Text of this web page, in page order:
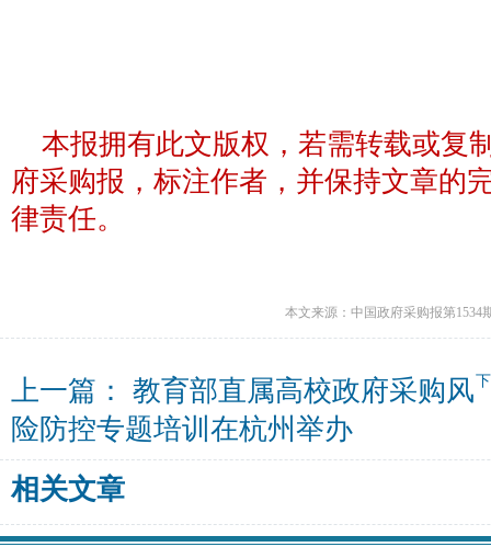
本报拥有此文版权，若需转载或复
府采购报，标注作者，并保持文章的
律责任。
本文来源：中国政府采购报第1534
上一篇： 教育部直属高校政府采购风
险防控专题培训在杭州举办
相关文章